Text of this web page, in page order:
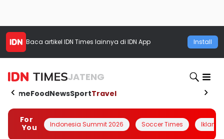
Baca artikel IDN Times lainnya di IDN App Install
JATENG
HomeFoodNewsSportTravel
For
You
Indonesia Summit 2026 Soccer Times Iklanin